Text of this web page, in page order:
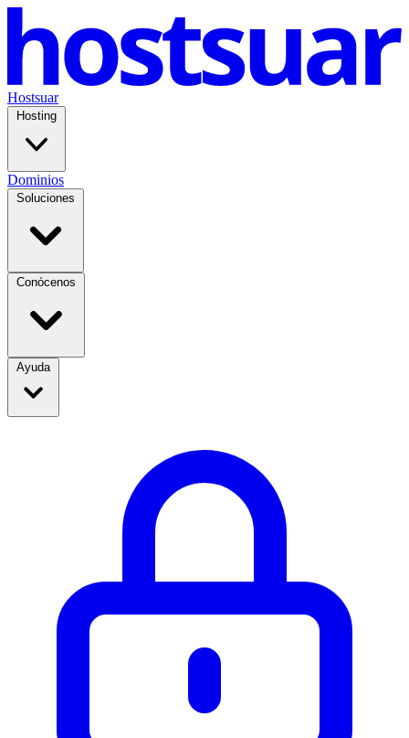
Hostsuar
Hosting
Dominios
Soluciones
Conócenos
Ayuda